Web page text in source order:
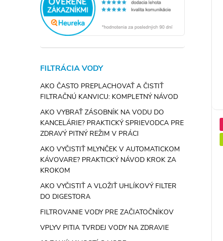
FILTRÁCIA VODY
AKO ČASTO PREPLACHOVAŤ A ČISTIŤ
FILTRAČNÚ KANVICU: KOMPLETNÝ NÁVOD
AKO VYBRAŤ ZÁSOBNÍK NA VODU DO
KANCELÁRIE? PRAKTICKÝ SPRIEVODCA PRE
ZDRAVÝ PITNÝ REŽIM V PRÁCI
AKO VYČISTIŤ MLYNČEK V AUTOMATICKOM
KÁVOVARE? PRAKTICKÝ NÁVOD KROK ZA
KROKOM
AKO VYČISTIŤ A VLOŽIŤ UHLÍKOVÝ FILTER
DO DIGESTORA
FILTROVANIE VODY PRE ZAČIATOČNÍKOV
VPLYV PITIA TVRDEJ VODY NA ZDRAVIE